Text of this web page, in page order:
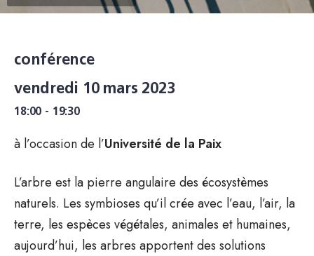
conférence
vendredi 10 mars 2023
18:00 - 19:30
à l’occasion de l’Université de la Paix
L’arbre est la pierre angulaire des écosystèmes
naturels. Les symbioses qu’il crée avec l’eau, l’air, la
terre, les espèces végétales, animales et humaines,
aujourd’hui, les arbres apportent des solutions